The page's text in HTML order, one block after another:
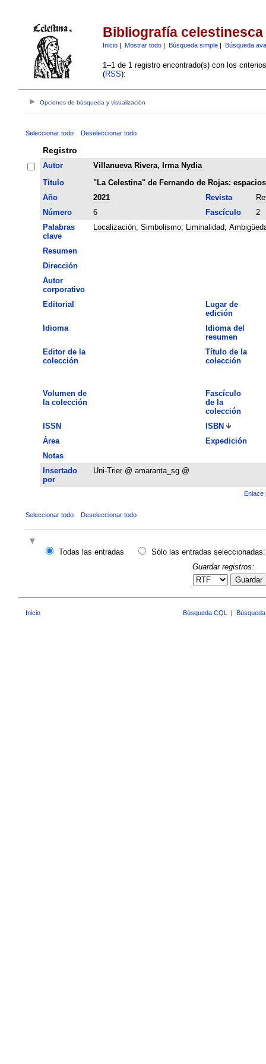
Bibliografía celestinesca
Inicio| Mostrar todo| Búsqueda simple| Búsqueda
1–1 de 1 registro encontrado(s) con los
(RSS):
Opciones de búsqueda y visualización
Seleccionar todo Deseleccionar todo
Registro
Autor
Villanueva Rivera, Irma Nydia
Título
"La Celestina" de Fernando de Rojas:
Año
2021 Revista
Número
6 Fascículo
2
Palabras
clave
Localización; Simbolismo; Liminalidad;
Resumen
Dirección
Autor
corporativo
Editorial
Lugar de
edición
Idioma
Idioma del
resumen
Editor de la
colección
Título de la
colección
Volumen de
la colección
Fascículo
de la
colección
ISSN
ISBN
Área
Expedición
Notas
Insertado
por
Uni-Trier @ amaranta_sg @
Enlace
Seleccionar todo Deseleccionar todo
Todas las entradas
Sólo las entradas seleccionadas:
Guardar registros:
Guardar
Inicio Búsqueda CQL